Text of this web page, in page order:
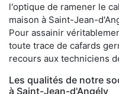
l'optique de ramener le
maison à Saint-Jean-
Pour assainir
toute trace de cafards
recours aux techniciens
Les qualités de notre
à Saint-Jean-d'Angély